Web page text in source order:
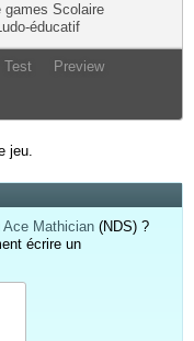
games Scolaire
éducatif
Test Preview
jeu.
Ace Mathician (NDS) ?
écrire un